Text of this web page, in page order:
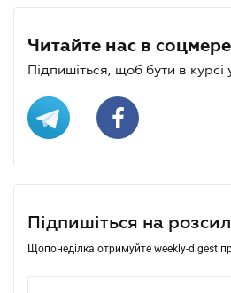
Читайте нас в
Підпишіться, щоб бути в курсі
Підпишіться на
Щопонеділка отримуйте weekly-digest